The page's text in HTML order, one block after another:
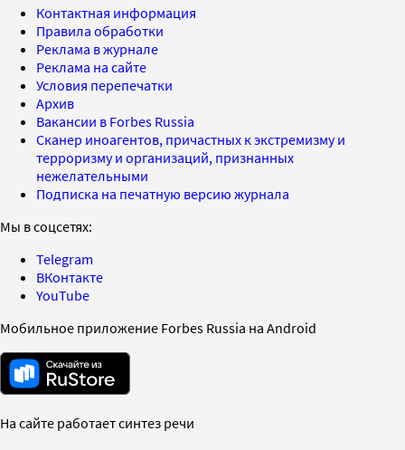
Контактная информация
Правила обработки
Реклама в журнале
Реклама на сайте
Условия перепечатки
Архив
Вакансии в Forbes Russia
Сканер иноагентов, причастных к экстремизму и
терроризму и организаций, признанных
нежелательными
Подписка на печатную версию журнала
Мы в соцсетях:
Telegram
ВКонтакте
YouTube
Мобильное приложение Forbes Russia на Android
На сайте работает синтез речи